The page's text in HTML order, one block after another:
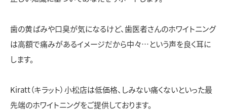
歯の黄ばみや口臭が気になるけど、歯医者さんのホワイトニング
は高額で痛みがあるイメージだから中々…という声を良く耳に
します。
Kiratt（キラット）小松店は低価格、しみない痛くないといった最
先端のホワイトニングをご提供しております。